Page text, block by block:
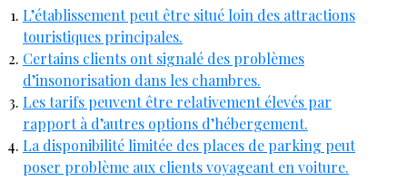
L’établissement peut être situé loin des attractions
touristiques principales.
Certains clients ont signalé des problèmes
d’insonorisation dans les chambres.
Les tarifs peuvent être relativement élevés par
rapport à d’autres options d’hébergement.
La disponibilité limitée des places de parking peut
poser problème aux clients voyageant en voiture.